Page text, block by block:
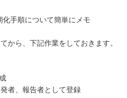
手順について簡単にメモ
から、下記作業をしておきます。
者、報告者として登録